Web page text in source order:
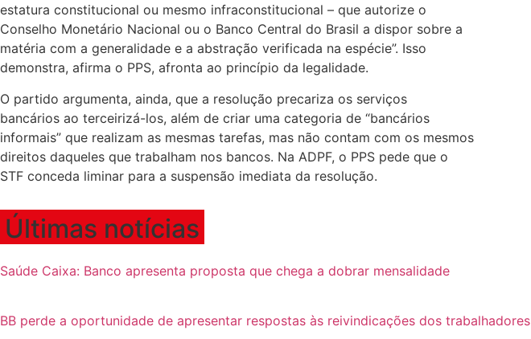
estatura constitucional ou mesmo infraconstitucional – que autorize o
Conselho Monetário Nacional ou o Banco Central do Brasil a dispor sobre a
matéria com a generalidade e a abstração verificada na espécie”. Isso
demonstra, afirma o PPS, afronta ao princípio da legalidade.
O partido argumenta, ainda, que a resolução precariza os serviços
bancários ao terceirizá-los, além de criar uma categoria de “bancários
informais” que realizam as mesmas tarefas, mas não contam com os mesmos
direitos daqueles que trabalham nos bancos. Na ADPF, o PPS pede que o
STF conceda liminar para a suspensão imediata da resolução.
Últimas notícias
Saúde Caixa: Banco apresenta proposta que chega a dobrar mensalidade
BB perde a oportunidade de apresentar respostas às reivindicações dos trabalhadores